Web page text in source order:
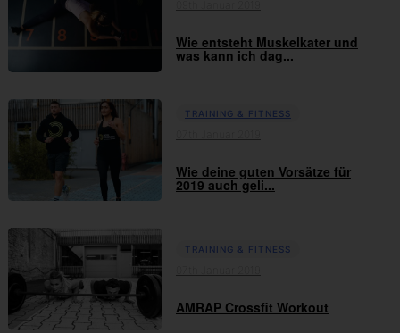
Wie entsteht Muskelkater und
was kann ich dag...
TRAINING & FITNESS
Wie deine guten Vorsätze für
2019 auch geli...
TRAINING & FITNESS
AMRAP Crossfit Workout